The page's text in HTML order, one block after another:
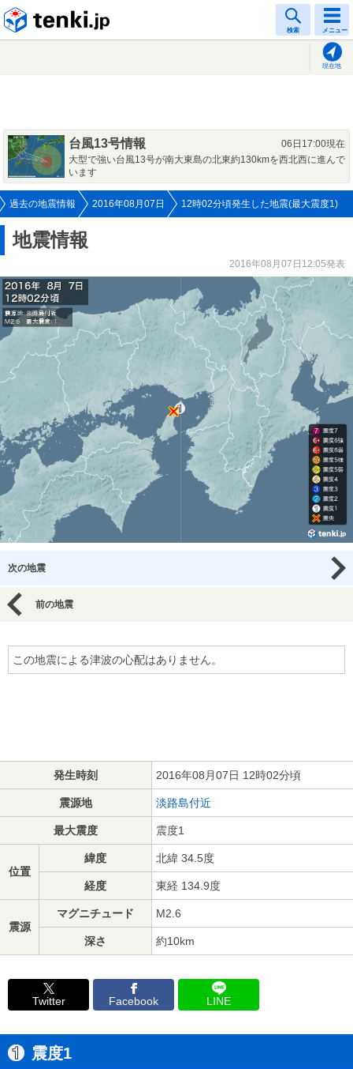
検索 メニュー
現在地
台風13号情報
06日17:00現在
大型で強い台風13号が南大東島の北東約130kmを西北西に進んで
います
過去の地震情報 2016年08月07日 12時02分頃発生した地震(最大震度1)
地震情報
2016年08月07日12:05発表
次の地震
前の地震
この地震による津波の心配はありません。
発生時刻 2016年08月07日 12時02分頃
震源地 淡路島付近
最大震度 震度1
位置
緯度 北緯 34.5度
経度 東経 134.9度
震源
マグニチュード M2.6
深さ 約10km
Twitter Facebook LINE
震度1